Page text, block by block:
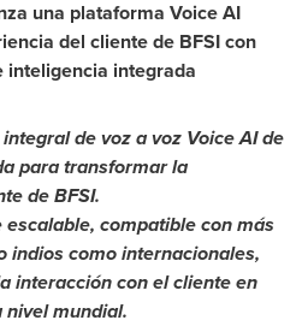
una plataforma Voice AI
del cliente de BFSI con
inteligencia integrada
de voz a voz Voice AI de
para transformar la
de BFSI.
compatible con más
indios como internacionales,
interacción con el cliente en
nivel mundial.